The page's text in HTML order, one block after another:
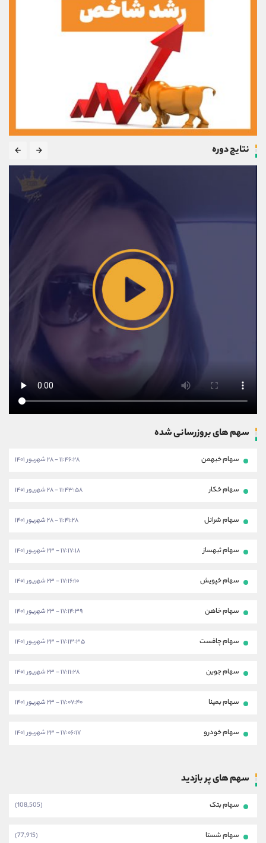
نتایج دوره
سهم های بروزرسانی شده
سهام خبهمن ۱۱:۴۶:۲۸ - ۲۸ شهریور ۱۴۰۱
سهام خکار ۱۱:۴۳:۵۸ - ۲۸ شهریور ۱۴۰۱
سهام شرانل ۱۱:۴۱:۲۸ - ۲۸ شهریور ۱۴۰۱
سهام ثبهساز ۱۷:۱۷:۱۸ - ۲۳ شهریور ۱۴۰۱
سهام خپویش ۱۷:۱۶:۱۰ - ۲۳ شهریور ۱۴۰۱
سهام خاهن ۱۷:۱۴:۳۹ - ۲۳ شهریور ۱۴۰۱
سهام چافست ۱۷:۱۳:۳۵ - ۲۳ شهریور ۱۴۰۱
سهام جوین ۱۷:۱۱:۲۸ - ۲۳ شهریور ۱۴۰۱
سهام بمپنا ۱۷:۰۷:۴۰ - ۲۳ شهریور ۱۴۰۱
سهام خودرو ۱۷:۰۶:۱۷ - ۲۳ شهریور ۱۴۰۱
سهم های پر بازدید
سهام بتک (108,505)
سهام شستا (77,915)